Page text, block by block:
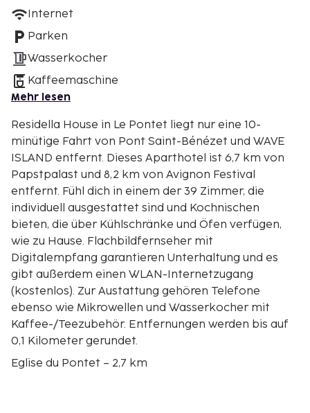
Internet
Parken
Wasserkocher
Kaffeemaschine
Mehr lesen
Residella House in Le Pontet liegt nur eine 10-
minütige Fahrt von Pont Saint-Bénézet und WAVE
ISLAND entfernt. Dieses Aparthotel ist 6,7 km von
Papstpalast und 8,2 km von Avignon Festival
entfernt. Fühl dich in einem der 39 Zimmer, die
individuell ausgestattet sind und Kochnischen
bieten, die über Kühlschränke und Öfen verfügen,
wie zu Hause. Flachbildfernseher mit
Digitalempfang garantieren Unterhaltung und es
gibt außerdem einen WLAN-Internetzugang
(kostenlos). Zur Austattung gehören Telefone
ebenso wie Mikrowellen und Wasserkocher mit
Kaffee-/Teezubehör. Entfernungen werden bis auf
0,1 Kilometer gerundet.
Eglise du Pontet – 2,7 km